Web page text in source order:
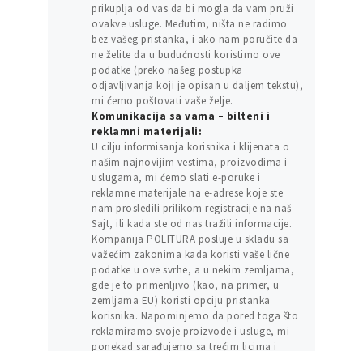
prikuplja od vas da bi mogla da vam pruži
ovakve usluge. Međutim, ništa ne radimo
bez vašeg pristanka, i ako nam poručite da
ne želite da u budućnosti koristimo ove
podatke (preko našeg postupka
odjavljivanja koji je opisan u daljem tekstu),
mi ćemo poštovati vaše želje.
Komunikacija sa vama – bilteni i
reklamni materijali:
U cilju informisanja korisnika i klijenata o
našim najnovijim vestima, proizvodima i
uslugama, mi ćemo slati e-poruke i
reklamne materijale na e-adrese koje ste
nam prosledili prilikom registracije na naš
Sajt, ili kada ste od nas tražili informacije.
Kompanija POLITURA posluje u skladu sa
važećim zakonima kada koristi vaše lične
podatke u ove svrhe, a u nekim zemljama,
gde je to primenljivo (kao, na primer, u
zemljama EU) koristi opciju pristanka
korisnika. Napominjemo da pored toga što
reklamiramo svoje proizvode i usluge, mi
ponekad sarađujemo sa trećim licima i